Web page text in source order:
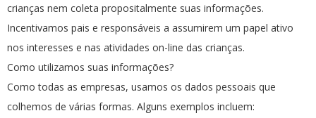
crianças nem coleta propositalmente suas informações.
Incentivamos pais e responsáveis a assumirem um papel ativo
nos interesses e nas atividades on-line das crianças.
Como utilizamos suas informações?
Como todas as empresas, usamos os dados pessoais que
colhemos de várias formas. Alguns exemplos incluem: